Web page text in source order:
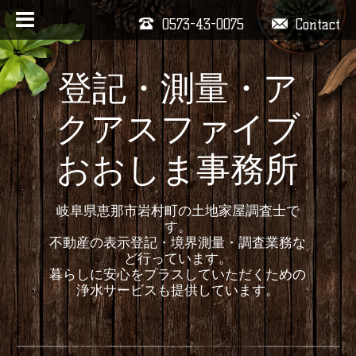
Contact
0573-43-0075
登記・測量・ア
クアスファイブ
おおしま事務所
岐阜県恵那市岩村町の土地家屋調査士で
す。
不動産の表示登記・境界測量・調査業務な
ど行っています。
暮らしに安心をプラスしていただくための
浄水サービスも提供しています。